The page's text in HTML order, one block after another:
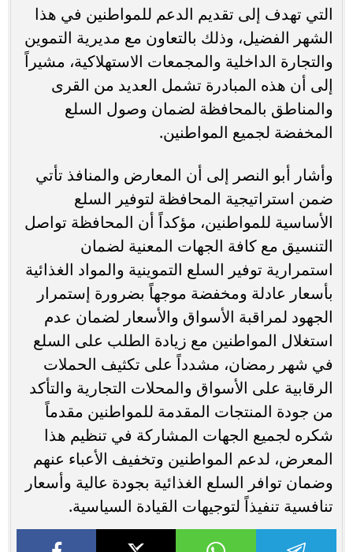
التي تهدف إلى تقديم الدعم للمواطنين في هذا
الشهر الفضيل، وذلك بالتعاون مع مديرية التموين
والتجارة الداخلية والمجمعات الاستهلاكية، مشيراً
إلى أن هذه المبادرة تشمل العديد من القرى
والمناطق بالمحافظة لضمان وصول السلع
المخفضة لجميع المواطنين.
وأشار أبو النصر إلى أن المعارض والمنافذ تأتي
ضمن استراتيجية المحافظة لتوفير السلع
الأساسية للمواطنين، مؤكداً أن المحافظة تواصل
التنسيق مع كافة الجهات المعنية لضمان
استمرارية توفير السلع التموينية والمواد الغذائية
بأسعار عادلة ومخفضة موجهاً بضرورة إستمرار
الجهود لمراقبة الأسواق والأسعار لضمان عدم
استغلال المواطنين مع زيادة الطلب على السلع
في شهر رمضان، مشدداً على تكثيف الحملات
الرقابية على الأسواق والمحلات التجارية والتأكد
من جودة المنتجات المقدمة للمواطنين مقدماً
شكره لجميع الجهات المشاركة في تنظيم هذا
المعرض، لدعم المواطنين وتخفيف الأعباء عنهم
وضمان توافر السلع الغذائية بجودة عالية وأسعار
تنافسية تنفيذاً لتوجيهات القيادة السياسية.